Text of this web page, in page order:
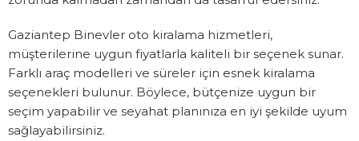
Gaziantep Binevler oto kiralama hizmetleri,
müşterilerine uygun fiyatlarla kaliteli bir seçenek sunar.
Farklı araç modelleri ve süreler için esnek kiralama
seçenekleri bulunur. Böylece, bütçenize uygun bir
seçim yapabilir ve seyahat planınıza en iyi şekilde uyum
sağlayabilirsiniz.